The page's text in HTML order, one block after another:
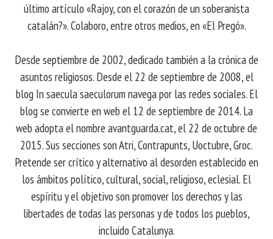
último artículo «Rajoy, con el corazón de un soberanista
catalán?». Colaboro, entre otros medios, en «El Pregó».
Desde septiembre de 2002, dedicado también a la crónica de
asuntos religiosos. Desde el 22 de septiembre de 2008, el
blog In saecula saeculorum navega por las redes sociales. El
blog se convierte en web el 12 de septiembre de 2014. La
web adopta el nombre avantguarda.cat, el 22 de octubre de
2015. Sus secciones son Atri, Contrapunts, Uoctubre, Groc.
Pretende ser crítico y alternativo al desorden establecido en
los ámbitos político, cultural, social, religioso, eclesial. El
espíritu y el objetivo son promover los derechos y las
libertades de todas las personas y de todos los pueblos,
incluido Catalunya.